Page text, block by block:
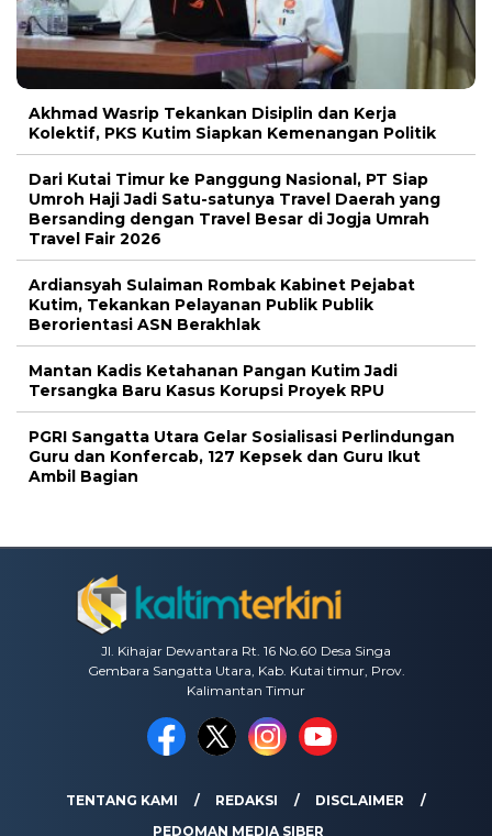
Akhmad Wasrip Tekankan Disiplin dan Kerja
Kolektif, PKS Kutim Siapkan Kemenangan Politik
Dari Kutai Timur ke Panggung Nasional, PT Siap
Umroh Haji Jadi Satu-satunya Travel Daerah yang
Bersanding dengan Travel Besar di Jogja Umrah
Travel Fair 2026
Ardiansyah Sulaiman Rombak Kabinet Pejabat
Kutim, Tekankan Pelayanan Publik Publik
Berorientasi ASN Berakhlak
Mantan Kadis Ketahanan Pangan Kutim Jadi
Tersangka Baru Kasus Korupsi Proyek RPU
PGRI Sangatta Utara Gelar Sosialisasi Perlindungan
Guru dan Konfercab, 127 Kepsek dan Guru Ikut
Ambil Bagian
Jl. Kihajar Dewantara Rt. 16 No.60 Desa Singa
Gembara Sangatta Utara, Kab. Kutai timur, Prov.
Kalimantan Timur
TENTANG KAMI REDAKSI
DISCLAIMER
PEDOMAN MEDIA SIBER